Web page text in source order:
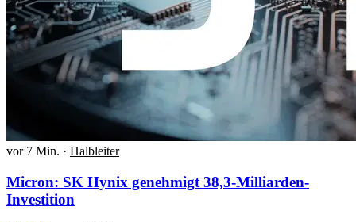
vor 7 Min. · Halbleiter
Micron: SK Hynix genehmigt 38,3-Milliarden-
Investition